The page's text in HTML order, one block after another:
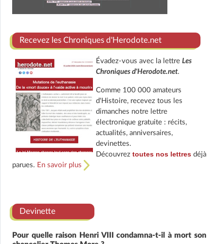
Recevez les Chroniques d'Herodote.net
Évadez-vous avec la lettre Les
Chroniques d'Herodote.net.
Comme 100 000 amateurs
d'Histoire, recevez tous les
dimanches notre lettre
électronique gratuite : récits,
actualités, anniversaires,
devinettes.
Découvrez toutes nos lettresdéjà
parues. En savoir plus
Devinette
Pour quelle raison Henri VIII condamna-t-il à mort son